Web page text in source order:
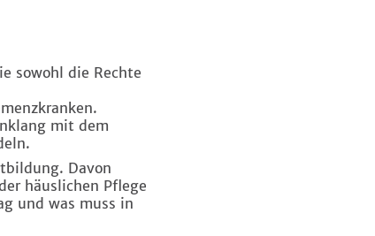
sowohl die Rechte
mit dem
Davon
häuslichen Pflege
und was muss in